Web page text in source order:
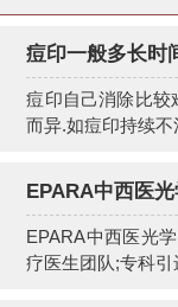
痘印一般多长时
痘印自己消除比较
而异.如痘印持续不
EPARA中西医
EPARA中西医光
疗医生团队;专科引